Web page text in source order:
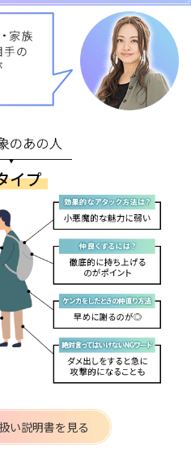
い説明書を見る